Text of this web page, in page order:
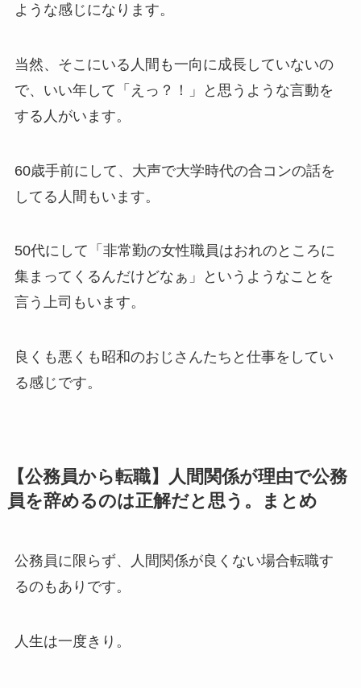
ような感じになります。
当然、そこにいる人間も一向に成長していないの
で、いい年して「えっ？！」と思うような言動を
する人がいます。
60歳手前にして、大声で大学時代の合コンの話を
してる人間もいます。
50代にして「非常勤の女性職員はおれのところに
集まってくるんだけどなぁ」というようなことを
言う上司もいます。
良くも悪くも昭和のおじさんたちと仕事をしてい
る感じです。
【公務員から転職】人間関係が理由で公務
員を辞めるのは正解だと思う。まとめ
公務員に限らず、人間関係が良くない場合転職す
るのもありです。
人生は一度きり。